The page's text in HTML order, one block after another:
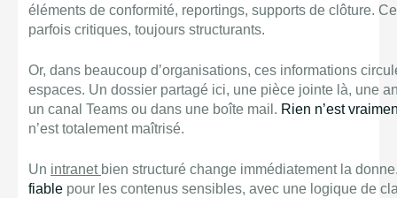
éléments de conformité, reportings, supports de clôture.
parfois critiques, toujours structurants.
Or, dans beaucoup d’organisations, ces informations
espaces. Un dossier partagé ici, une pièce jointe là, une
un canal Teams ou dans une boîte mail. Rien n’est
n’est totalement maîtrisé.
Un intranet bien structuré change immédiatement la
fiable pour les contenus sensibles, avec une logique de